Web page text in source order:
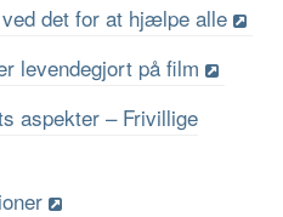
det for at hjælpe alle
levendegjort på film
aspekter – Frivillige